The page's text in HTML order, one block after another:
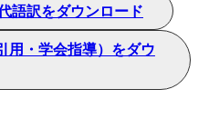
語訳をダウンロード
用・学会指導）をダウ